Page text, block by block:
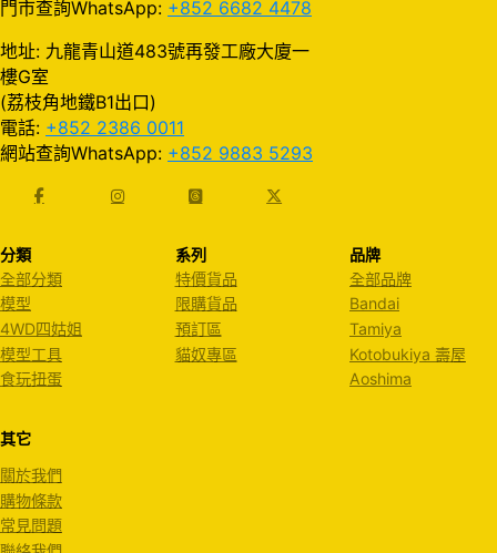
門市查詢WhatsApp: +852 6682 4478
地址: 九龍青山道483號再發工廠大廈一
樓G室
(荔枝角地鐵B1出口)
電話: +852 2386 0011
網站查詢WhatsApp: +852 9883 5293
分類
全部分類
模型
4WD四姑姐
模型工具
食玩扭蛋
系列
特價貨品
限購貨品
預訂區
貓奴專區
品牌
全部品牌
Bandai
Tamiya
Kotobukiya 壽屋
Aoshima
其它
關於我們
購物條款
常見問題